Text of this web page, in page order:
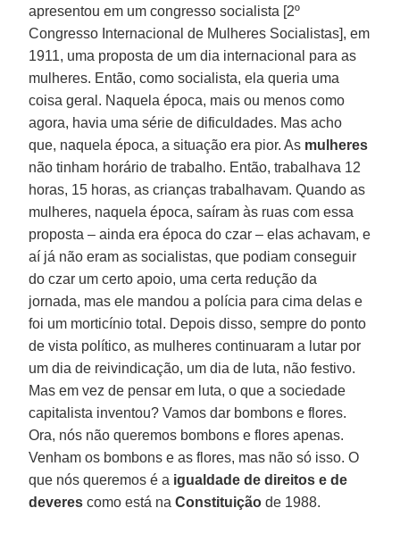
apresentou em um congresso socialista [2º
Congresso Internacional de Mulheres Socialistas], em
1911, uma proposta de um dia internacional para as
mulheres. Então, como socialista, ela queria uma
coisa geral. Naquela época, mais ou menos como
agora, havia uma série de dificuldades. Mas acho
que, naquela época, a situação era pior. As mulheres
não tinham horário de trabalho. Então, trabalhava 12
horas, 15 horas, as crianças trabalhavam. Quando as
mulheres, naquela época, saíram às ruas com essa
proposta – ainda era época do czar – elas achavam, e
aí já não eram as socialistas, que podiam conseguir
do czar um certo apoio, uma certa redução da
jornada, mas ele mandou a polícia para cima delas e
foi um morticínio total. Depois disso, sempre do ponto
de vista político, as mulheres continuaram a lutar por
um dia de reivindicação, um dia de luta, não festivo.
Mas em vez de pensar em luta, o que a sociedade
capitalista inventou? Vamos dar bombons e flores.
Ora, nós não queremos bombons e flores apenas.
Venham os bombons e as flores, mas não só isso. O
que nós queremos é a igualdade de direitos e de
deveres como está naConstituição de 1988.